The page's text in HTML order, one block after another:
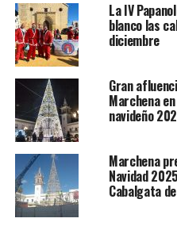
La IV
blanco las
diciembre
Gran
Marchena
navideño
Marchena
Navidad
Cabalgata